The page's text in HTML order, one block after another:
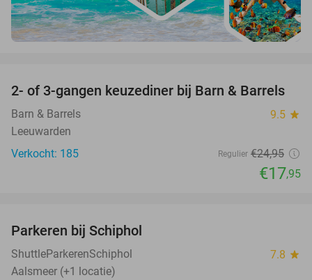
28%
2- of 3-gangen keuzediner bij Barn & Barrels
Barn & Barrels 9.5 star
Leeuwarden
Verkocht: 185
Regulier €24,95
€17,95
Parkeren bij Schiphol
ShuttleParkerenSchiphol 7.8 star
Aalsmeer (+1 locatie)